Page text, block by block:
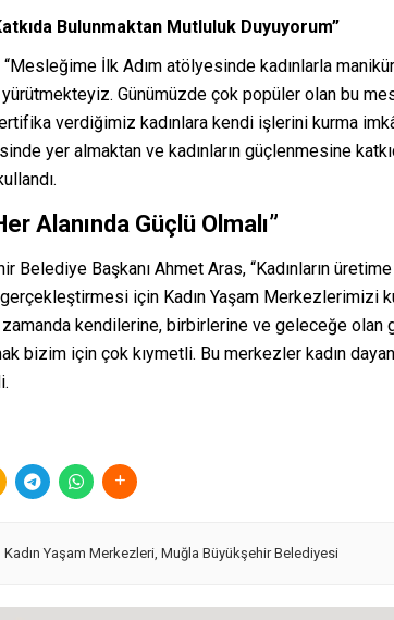
Bulunmaktan Mutluluk Duyuyorum”
İlk Adım atölyesinde kadınlarla
yürütmekteyiz. Günümüzde çok popüler olan bu
verdiğimiz kadınlara kendi işlerini kurma
yer almaktan ve kadınların güçlenmesine
Alanında Güçlü Olmalı”
Başkanı Ahmet Aras, “Kadınların üretime
için Kadın Yaşam Merkezlerimizi
kendilerine, birbirlerine ve geleceğe olan
bizim için çok kıymetli. Bu merkezler kadın
Kadın Yaşam Merkezleri, Muğla Büyükşehir Belediyesi